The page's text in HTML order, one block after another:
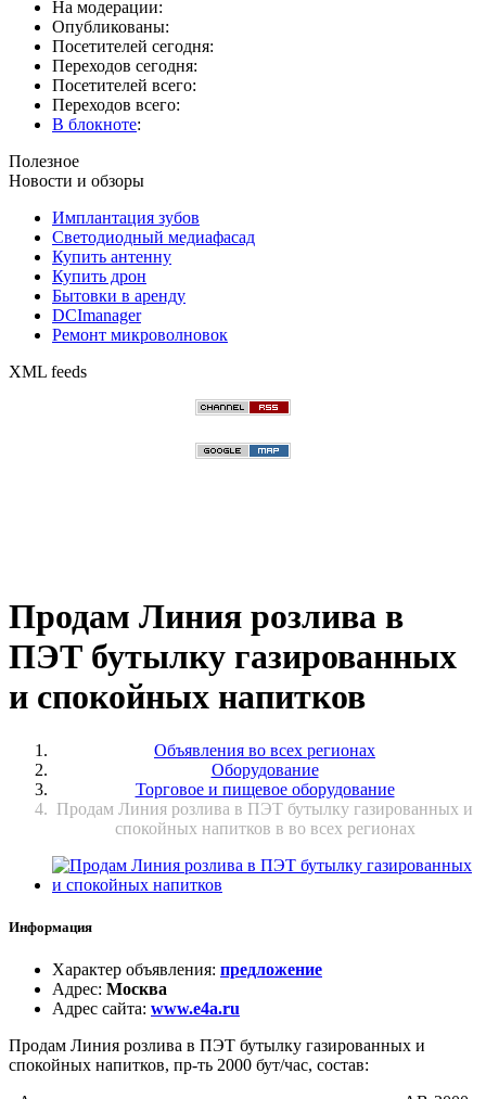
На модерации:
Опубликованы:
Посетителей сегодня:
Переходов сегодня:
Посетителей всего:
Переходов всего:
В блокноте:
Полезное
Новости и обзоры
Имплантация зубов
Светодиодный медиафасад
Купить антенну
Купить дрон
Бытовки в аренду
DCImanager
Ремонт микроволновок
XML feeds
Продам Линия розлива в
ПЭТ бутылку газированных
и спокойных напитков
Объявления во всех регионах
Оборудование
Торговое и пищевое оборудование
Продам Линия розлива в ПЭТ бутылку газированных и
спокойных напитков в во всех регионах
Информация
Характер объявления: предложение
Адрес: Москва
Адрес сайта: www.e4a.ru
Продам Линия розлива в ПЭТ бутылку газированных и
спокойных напитков, пр-ть 2000 бут/час, состав: